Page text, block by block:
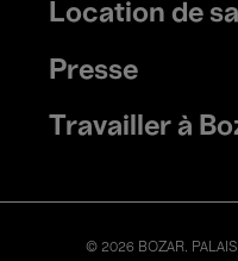
Location de
Presse
Travailler à
© 2026 BOZAR.